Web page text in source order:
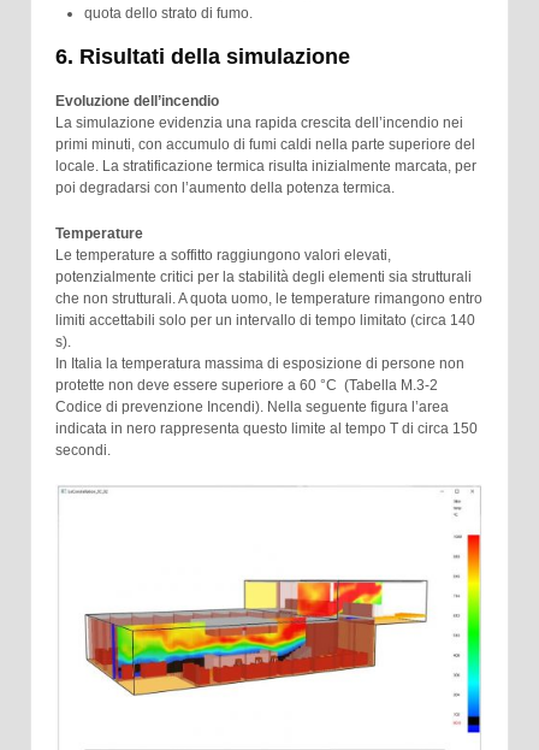
quota dello strato di fumo.
6. Risultati della simulazione
Evoluzione dell’incendio
La simulazione evidenzia una rapida crescita dell’incendio nei
primi minuti, con accumulo di fumi caldi nella parte superiore del
locale. La stratificazione termica risulta inizialmente marcata, per
poi degradarsi con l’aumento della potenza termica.
Temperature
Le temperature a soffitto raggiungono valori elevati,
potenzialmente critici per la stabilità degli elementi sia strutturali
che non strutturali. A quota uomo, le temperature rimangono entro
limiti accettabili solo per un intervallo di tempo limitato (circa 140
s).
In Italia la temperatura massima di esposizione di persone non
protette non deve essere superiore a 60 °C (Tabella M.3-2
Codice di prevenzione Incendi). Nella seguente figura l’area
indicata in nero rappresenta questo limite al tempo T di circa 150
secondi.